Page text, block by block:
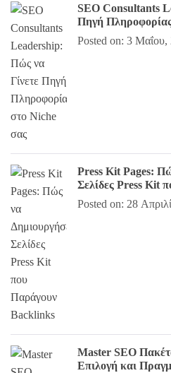
SEO Consultants
Πηγή
Posted on: 3 Μαΐου,
Press Kit Pages:
Σελίδες Press Kit
Posted on: 28
Master SEO
Επιλογή και